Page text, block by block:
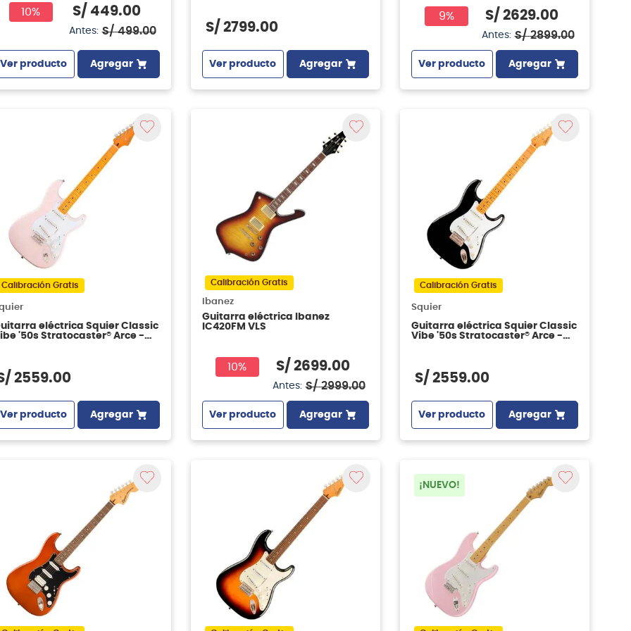
10% S/ 449.00
Antes: S/ 499.00
Ver producto Agregar
S/ 2799.00
Ver producto Agregar
9% S/ 2629.00
Antes: S/ 2899.00
Ver producto Agregar
Calibración Gratis
eléctrica Squier Classic
'50s Stratocaster® Arce -
2559.00
Ver producto Agregar
Calibración Gratis
Ibanez
Guitarra eléctrica Ibanez
IC420FM VLS
10% S/ 2699.00
Antes: S/ 2999.00
Ver producto Agregar
Calibración Gratis
Squier
Guitarra eléctrica Squier Classic
Vibe '50s Stratocaster® Arce -
S/ 2559.00
Ver producto Agregar
¡NUEVO!